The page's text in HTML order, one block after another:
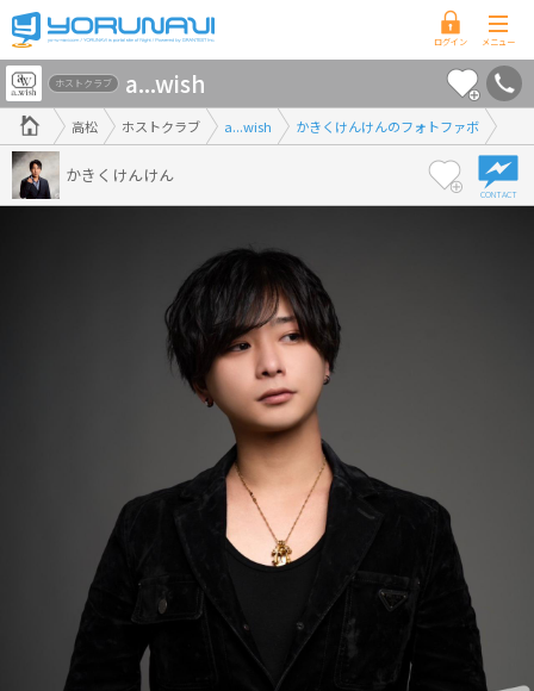
香
川
県
版
高松 ホストクラブ a...wish かきくけんけんのフォトファボ
ホストクラブ a...wish
かきくけんけん